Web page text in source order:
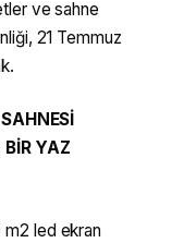
ve sahne
21 Temmuz
YAZ
m2 led ekran